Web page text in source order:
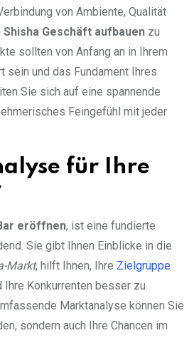
von Ambiente, Qualität
Shisha Geschäft aufbauen zu
sollten von Anfang an in Ihrem
sein und das Fundament Ihres
Sie sich auf eine spannende
Feingefühl mit jeder
für Ihre
eröffnen, ist eine fundierte
Sie gibt Ihnen Einblicke in die
Markt, hilft Ihnen, Ihre Zielgruppe
Ihre Konkurrenten besser zu
Marktanalyse können Sie
sondern auch Ihre Chancen im